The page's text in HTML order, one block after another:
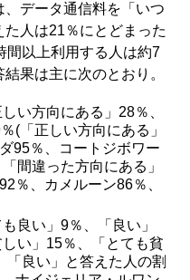
データ通信料を「いつ
人は21％にとどまった
間以上利用する人は約7
果は主に次のとおり。
い方向にある」28％、
(「正しい方向にある」
95％、コートジボワー
間違った方向にある」
％、カメルーン86％、
良い」9％、「良い」
い」15％、「とても貧
「良い」と答えた人の割